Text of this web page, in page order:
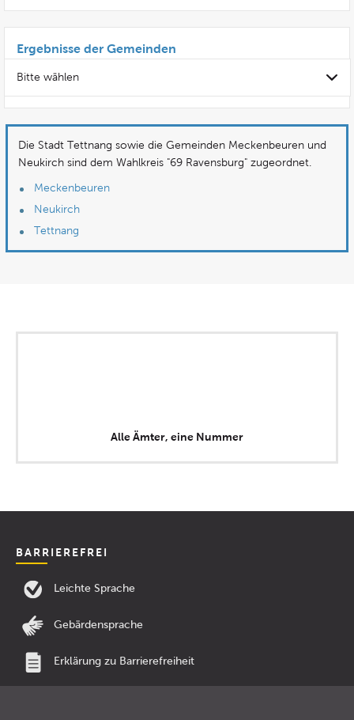
Ergebnisse der Gemeinden
Bitte wählen
Die Stadt Tettnang sowie die Gemeinden Meckenbeuren und
Neukirch sind dem Wahlkreis "69 Ravensburg" zugeordnet.
Meckenbeuren
Neukirch
Tettnang
Alle Ämter, eine Nummer
BARRIEREFREI
Leichte Sprache
Gebärdensprache
Erklärung zu Barrierefreiheit